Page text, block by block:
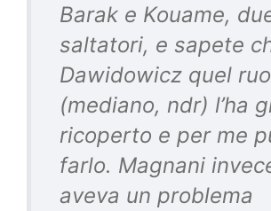
Barak e Kouame,
saltatori, e sapete
Dawidowicz quel
(mediano, ndr) l’ha
ricoperto e per me
farlo. Magnani
aveva un problema